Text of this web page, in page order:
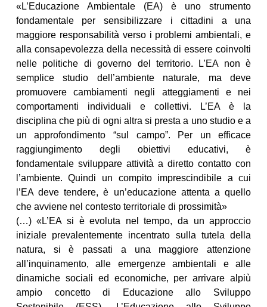
«L’Educazione Ambientale (EA) è uno strumento
fondamentale per sensibilizzare i cittadini a una
maggiore responsabilità verso i problemi ambientali, e
alla consapevolezza della necessità di essere coinvolti
nelle politiche di governo del territorio. L’EA non è
semplice studio dell’ambiente naturale, ma deve
promuovere cambiamenti negli atteggiamenti e nei
comportamenti individuali e collettivi. L’EA è la
disciplina che più di ogni altra si presta a uno studio e a
un approfondimento “sul campo”. Per un efficace
raggiungimento degli obiettivi educativi, è
fondamentale sviluppare attività a diretto contatto con
l’ambiente. Quindi un compito imprescindibile a cui
l’EA deve tendere, è un’educazione attenta a quello
che avviene nel contesto territoriale di prossimità»
(…) «L’EA si è evoluta nel tempo, da un approccio
iniziale prevalentemente incentrato sulla tutela della
natura, si è passati a una maggiore attenzione
all’inquinamento, alle emergenze ambientali e alle
dinamiche sociali ed economiche, per arrivare alpiù
ampio concetto di Educazione allo Sviluppo